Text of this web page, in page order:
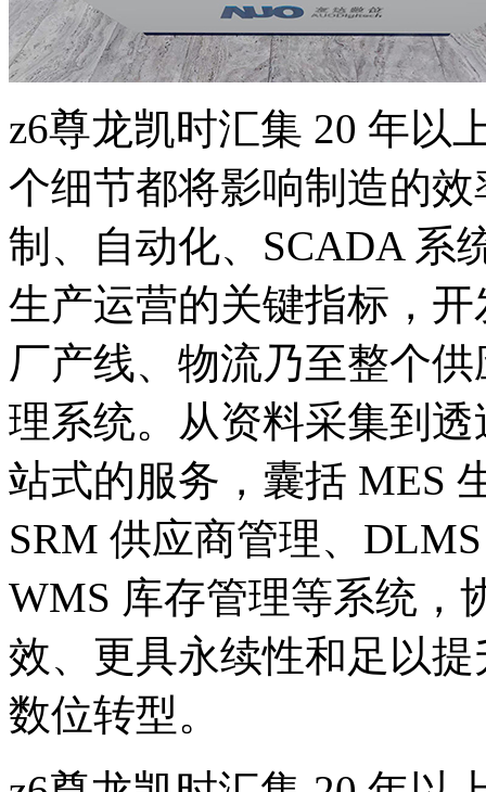
z6尊龙凯时汇集 20 年以
个细节都将影响制造的
制、自动化、SCADA 系
生产运营的关键指标，
厂产线、物流乃至整个
理系统。从资料采集到
站式的服务，囊括 MES
SRM 供应商管理、
WMS 库存管理等系统，
效、更具永续性和足以
数位转型。